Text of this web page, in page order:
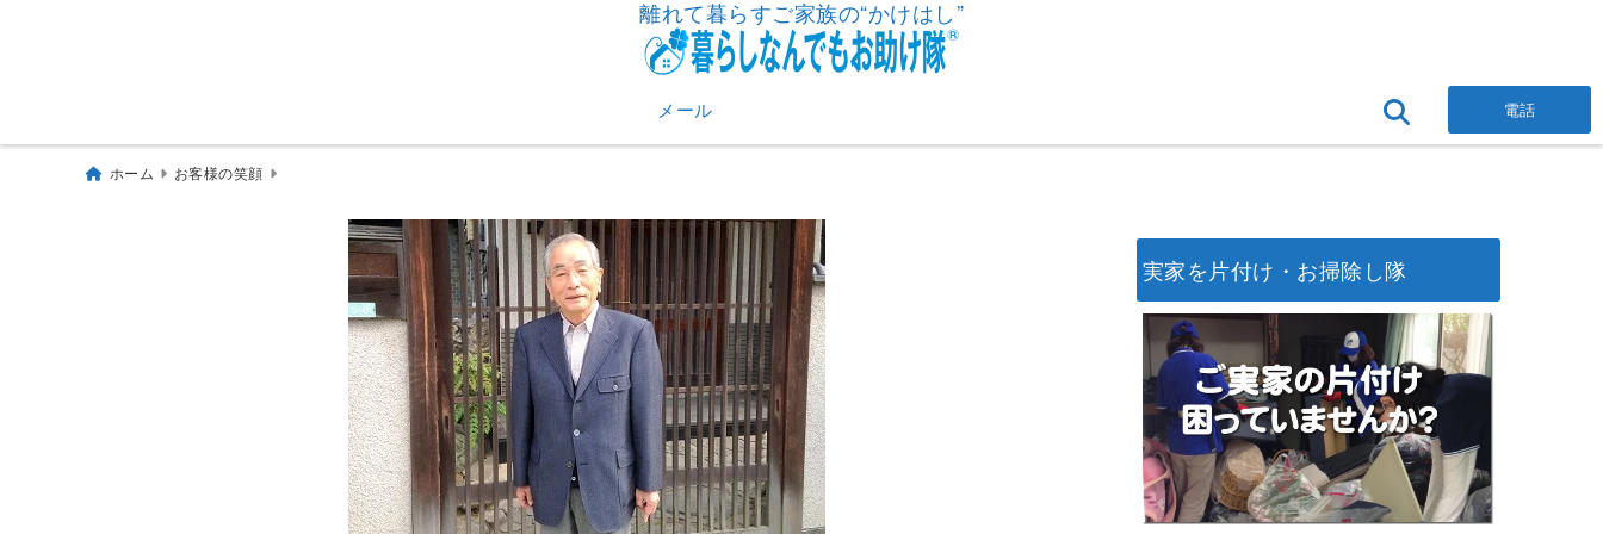
離れて暮らすご家族の“かけはし”
メール 電話
ホーム お客様の笑顔
実家を片付け・お掃除し隊